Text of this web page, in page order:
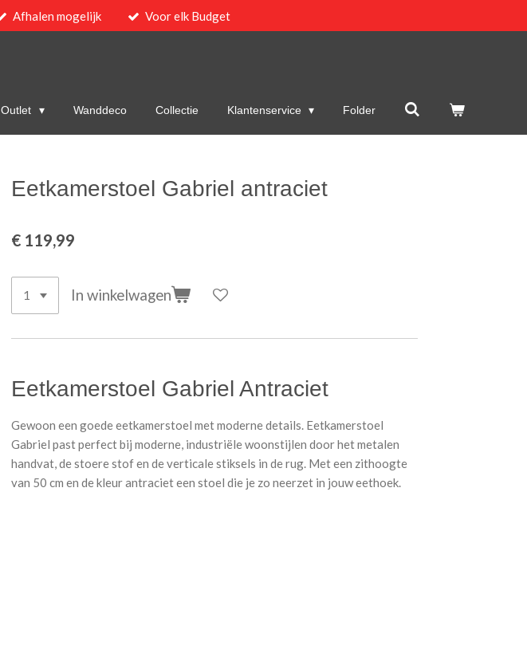
Afhalen mogelijk Voor elk Budget
Outlet Wanddeco Collectie Klantenservice Folder
Eetkamerstoel Gabriel antraciet
€ 119,99
In winkelwagen
Eetkamerstoel Gabriel Antraciet
Gewoon een goede eetkamerstoel met moderne details. Eetkamerstoel
Gabriel past perfect bij moderne, industriële woonstijlen door het metalen
handvat, de stoere stof en de verticale stiksels in de rug. Met een zithoogte
van 50 cm en de kleur antraciet een stoel die je zo neerzet in jouw eethoek.